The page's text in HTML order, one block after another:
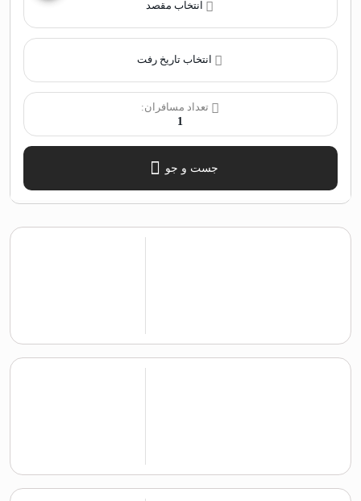
انتخاب مقصد
تعداد مسافران:
1
جست و جو